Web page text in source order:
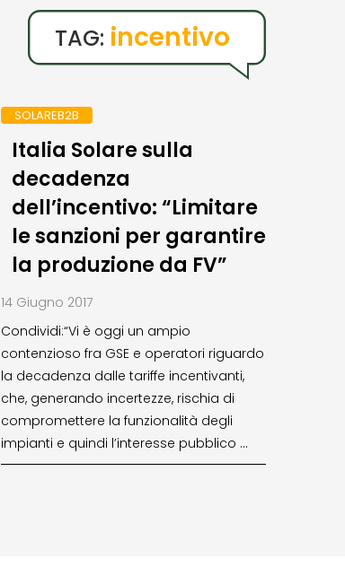
TAG: incentivo
SOLAREB2B
Italia Solare sulla
decadenza
dell’incentivo: “Limitare
le sanzioni per garantire
la produzione da FV”
14 Giugno 2017
Condividi:“Vi è oggi un ampio
contenzioso fra GSE e operatori riguardo
la decadenza dalle tariffe incentivanti,
che, generando incertezze, rischia di
compromettere la funzionalità degli
impianti e quindi l’interesse pubblico …